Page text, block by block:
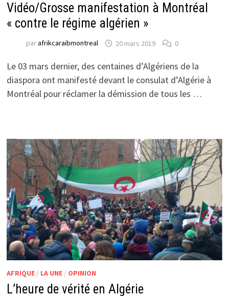
Vidéo/Grosse manifestation à Montréal
« contre le régime algérien »
parafrikcaraibmontreal 20 mars 2019 0
Le 03 mars dernier, des centaines d’Algériens de la
diaspora ont manifesté devant le consulat d’Algérie à
Montréal pour réclamer la démission de tous les …
AFRIQUE/ LA UNE/ OPINION
L’heure de vérité en Algérie